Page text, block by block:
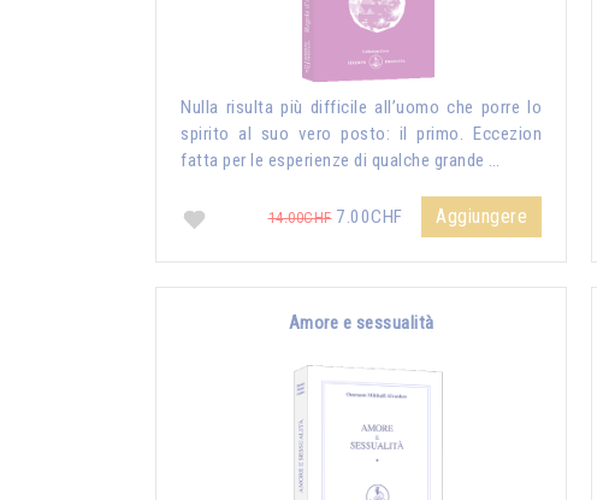
Nulla risulta più difficile all’uomo che porre lo
spirito al suo vero posto: il primo. Eccezion
fatta per le esperienze di qualche grande …
14.00CHF7.00CHF Aggiungere
Amore e sessualità